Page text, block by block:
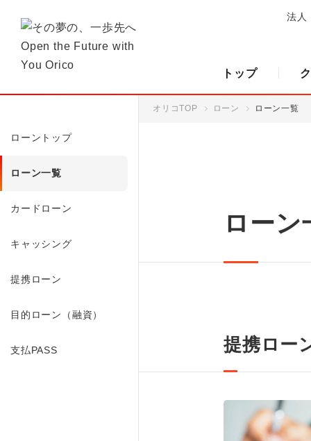
法人
トップ
ローントップ
ローン一覧
カードローン
キャッシング
提携ローン
目的ローン（融資）
支払PASS
オリコTOP ローン ローン一覧
ローン
提携ロー